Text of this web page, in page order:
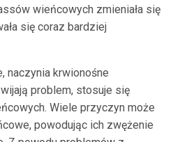
wieńcowych zmieniała się
się coraz bardziej
naczynia krwionośne
problem, stosuje się
Wiele przyczyn może
powodując ich zwężenie